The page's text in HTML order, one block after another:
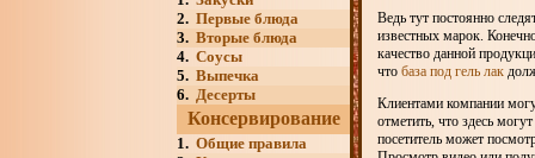
2. Первые блюда
3. Вторые блюда
4. Соусы
5. Выпечка
6. Десерты
Консервирование
1. Общие правила
Ведь тут постоянно
известных марок.
качество данной
что база под гель лак
Клиентами компании
отметить, что здесь
посетитель может